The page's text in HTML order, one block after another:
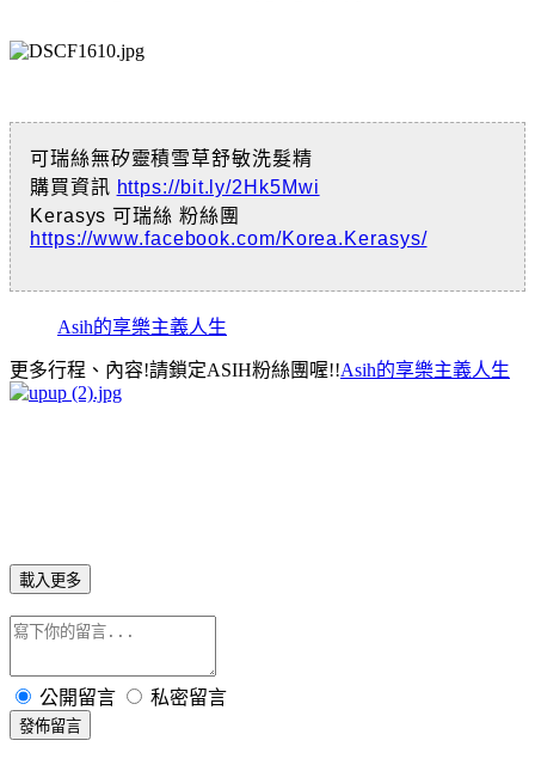
可瑞絲無矽靈積雪草舒敏洗髮精
購買資訊 https://bit.ly/2Hk5Mwi
Kerasys 可瑞絲 粉絲團
https://www.facebook.com/Korea.Kerasys/
Asih的享樂主義人生
更多行程、內容!請鎖定ASIH粉絲團喔!!Asih的享樂主義人生
載入更多
公開留言 私密留言
發佈留言